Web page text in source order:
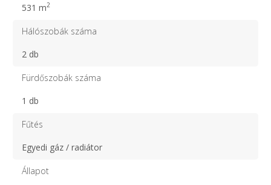
531 m2
Hálószobák száma
2 db
Fürdőszobák száma
1 db
Fűtés
Egyedi gáz / radiátor
Állapot